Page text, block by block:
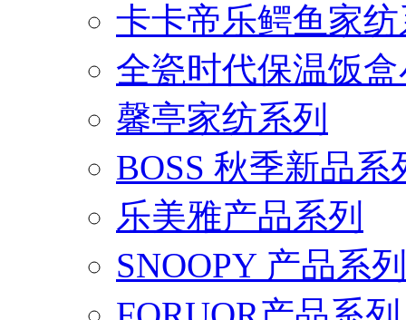
卡卡帝乐鳄鱼家
全瓷时代保温饭
馨亭家纺系列
BOSS 秋季新品系
乐美雅产品系列
SNOOPY 产品系列